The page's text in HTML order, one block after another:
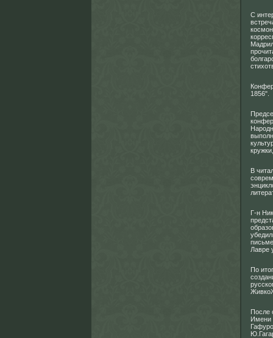
С
1856".
В
Г-н
Лавре
По
После
Имени